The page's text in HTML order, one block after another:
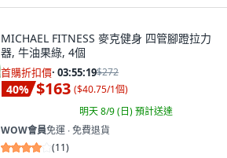
MICHAEL FITNESS 麥克健身 四管腳蹬拉力
器, 牛油果綠, 4個
首購折扣價· 03:55:18$272
40% $163 ($40.75/1個)
明天 8/9 (日)預計送達
WOW會員免運 ∙ 免費退貨
(11)